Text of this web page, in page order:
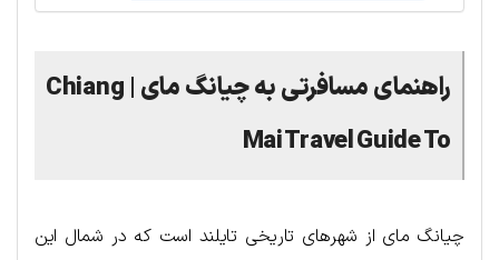
راهنمای مسافرتی به چیانگ مای | Chiang
Mai Travel Guide To
چیانگ مای از شهرهای تاریخی تایلند است که در شمال این